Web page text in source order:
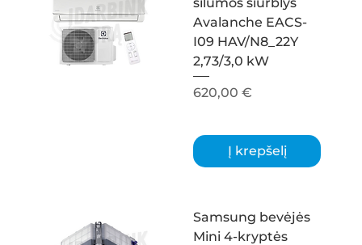
Avalanche EACS-
I09 HAV/N8_22Y
2,73/3,0 kW
Kaina
620,00 €
Į krepšelį
Samsung bevėjės
Mini 4-kryptės